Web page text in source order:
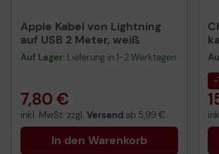
Apple Kabel von Lightning
auf USB 2 Meter, weiß
Auf Lager: Lieferung in 1-2 Werktagen
7,80 €
inkl. MwSt. zzgl. Versand ab 5,99 €
In den Warenkorb
-